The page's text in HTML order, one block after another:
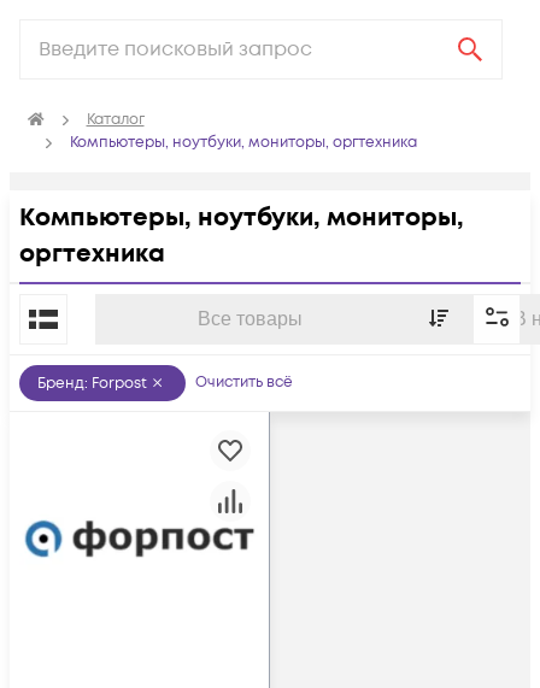
Каталог
Компьютеры, ноутбуки, мониторы, оргтехника
Компьютеры, ноутбуки, мониторы,
оргтехника
Все товары В
По популярности
Бренд: Forpost Очистить всё